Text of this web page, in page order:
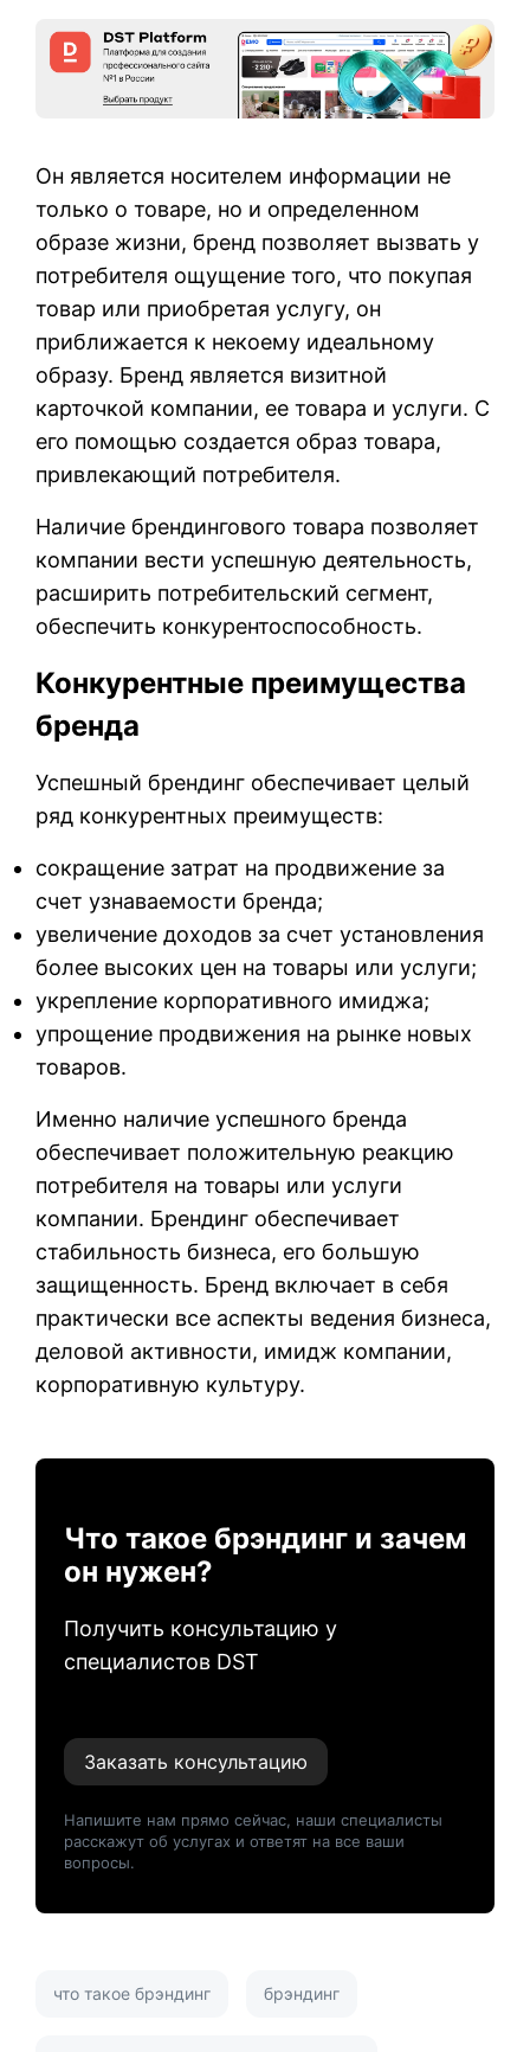
Он является носителем информации не
только о товаре, но и определенном
образе жизни, бренд позволяет вызвать у
потребителя ощущение того, что покупая
товар или приобретая услугу, он
приближается к некоему идеальному
образу. Бренд является визитной
карточкой компании, ее товара и услуги. С
его помощью создается образ товара,
привлекающий потребителя.
Наличие брендингового товара позволяет
компании вести успешную деятельность,
расширить потребительский сегмент,
обеспечить конкурентоспособность.
Конкурентные преимущества
бренда
Успешный брендинг обеспечивает целый
ряд конкурентных преимуществ:
сокращение затрат на продвижение за
счет узнаваемости бренда;
увеличение доходов за счет установления
более высоких цен на товары или услуги;
укрепление корпоративного имиджа;
упрощение продвижения на рынке новых
товаров.
Именно наличие успешного бренда
обеспечивает положительную реакцию
потребителя на товары или услуги
компании. Брендинг обеспечивает
стабильность бизнеса, его большую
защищенность. Бренд включает в себя
практически все аспекты ведения бизнеса,
деловой активности, имидж компании,
корпоративную культуру.
Что такое брэндинг и зачем
он нужен?
Получить консультацию у
специалистов DST
Заказать консультацию
Напишите нам прямо сейчас, наши специалисты
расскажут об услугах и ответят на все ваши
вопросы.
что такое брэндинг брэндинг